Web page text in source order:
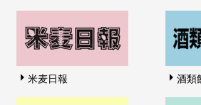
米麦日報 酒類